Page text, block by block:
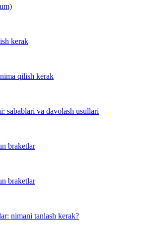
kerak
qilish kerak
sabablari va davolash usullari
braketlar
braketlar
nimani tanlash kerak?